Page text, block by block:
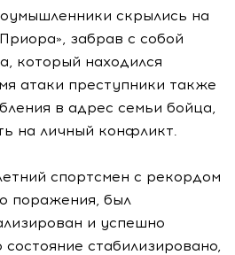
скрылись на
забрав с собой
который находился
атаки преступники также
в адрес семьи бойца,
на личный конфликт.
спортсмен с рекордом
поражения, был
и успешно
стабилизировано,